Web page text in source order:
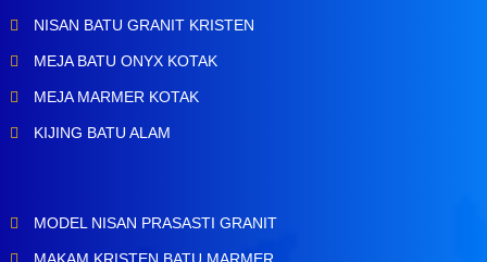
NISAN BATU GRANIT KRISTEN
MEJA BATU ONYX KOTAK
MEJA MARMER KOTAK
KIJING BATU ALAM
MODEL NISAN PRASASTI GRANIT